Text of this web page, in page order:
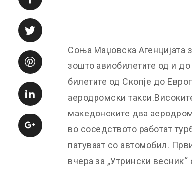
Соња Маџовска Агенцијата
зошто авиобилетите од и
билетите од Скопје до
аеродромски
македонските два
во соседството работат
патуваат со автомобил.
вчера за „Утрински